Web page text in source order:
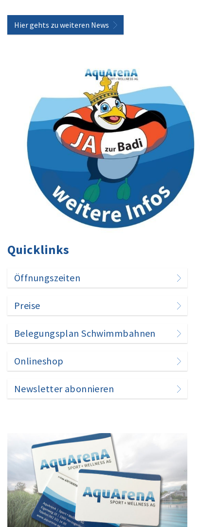
Hier gehts zu weiteren News
Quicklinks
Öffnungszeiten
Preise
Belegungsplan Schwimmbahnen
Onlineshop
Newsletter abonnieren